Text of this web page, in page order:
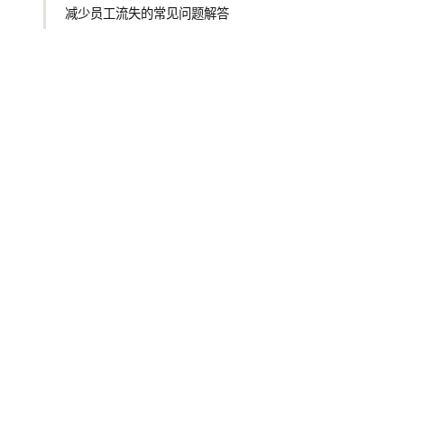
减少员工流失的常见问题解答